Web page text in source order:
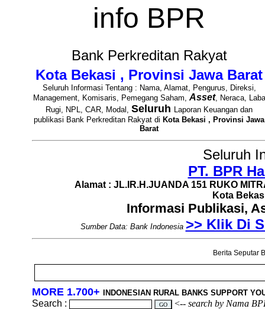
info BPR
Bank Perkreditan Rakyat
Kota Bekasi , Provinsi Jawa Barat
Seluruh Informasi Tentang : Nama, Alamat, Pengurus, Direksi,
Management, Komisaris, Pemegang Saham,Asset, Neraca, Laba
Rugi, NPL, CAR, Modal, Seluruh Laporan Keuangan dan
publikasi Bank Perkreditan Rakyat di Kota Bekasi , Provinsi Jawa
Barat
Seluruh
PT. BPR
Alamat : JL.IR.H.JUANDA 151 RUKO
Kota
Informasi Publikasi,
Sumber Data: Bank Indonesia >> Klik Di
Berita Seputar
MORE 1.700+ INDONESIAN RURAL BANKS SUPPORT
Search : <-- search by Nama